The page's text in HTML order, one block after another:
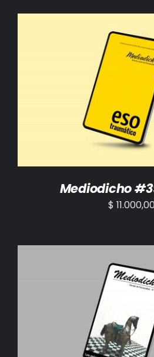
AÑADIR AL CARRITO
Mediodicho
$ 11.000,00
AÑADIR AL CARRITO